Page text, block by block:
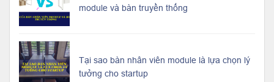
module và bàn truyền thống
Tại sao bàn nhân viên module là lựa chọn lý
tưởng cho startup